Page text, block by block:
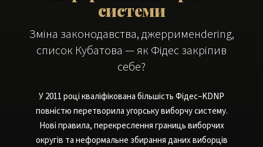
системи
Зміна законодавства, джеррименdering,
список Кубатова — як Фідес закріпив
себе?
У 2011 році кваліфікована більшість Фідес–KDNP
повністю перетворила угорську виборчу систему.
Нові правила, перекреслення границь виборчих
округів та неформальне збирання даних виборців